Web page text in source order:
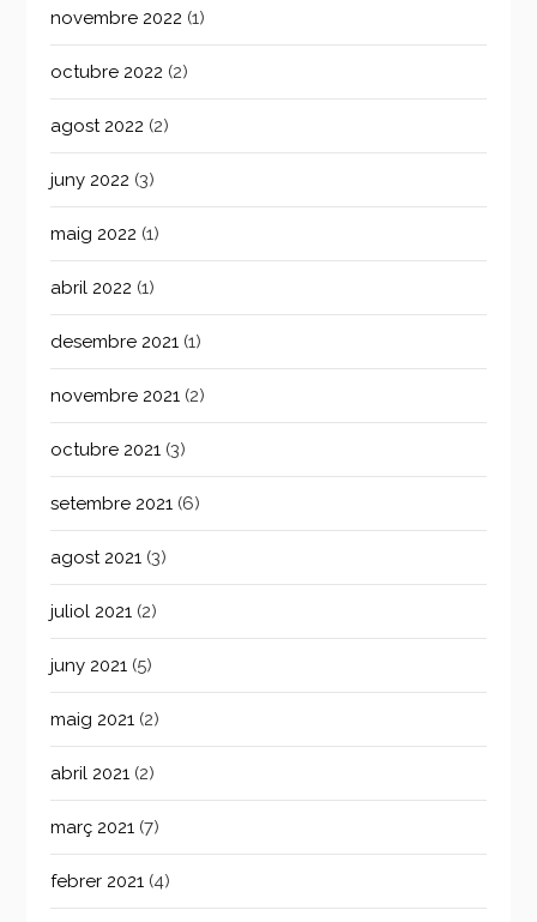
novembre 2022 (1)
octubre 2022 (2)
agost 2022 (2)
juny 2022 (3)
maig 2022 (1)
abril 2022 (1)
desembre 2021 (1)
novembre 2021 (2)
octubre 2021 (3)
setembre 2021 (6)
agost 2021 (3)
juliol 2021 (2)
juny 2021 (5)
maig 2021 (2)
abril 2021 (2)
març 2021 (7)
febrer 2021 (4)